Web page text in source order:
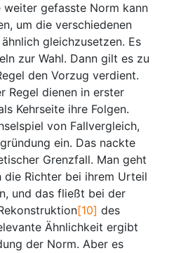
weiter gefasste Norm kann
um die verschiedenen
gleichzusetzen. Es
zur Wahl. Dann gilt es zu
den Vorzug verdient.
Regel dienen in erster
Kehrseite ihre Folgen.
von Fallvergleich,
ein. Das nackte
Grenzfall. Man geht
die Richter bei ihrem Urteil
und das fließt bei der
[10] des
Ähnlichkeit ergibt
der Norm. Aber es